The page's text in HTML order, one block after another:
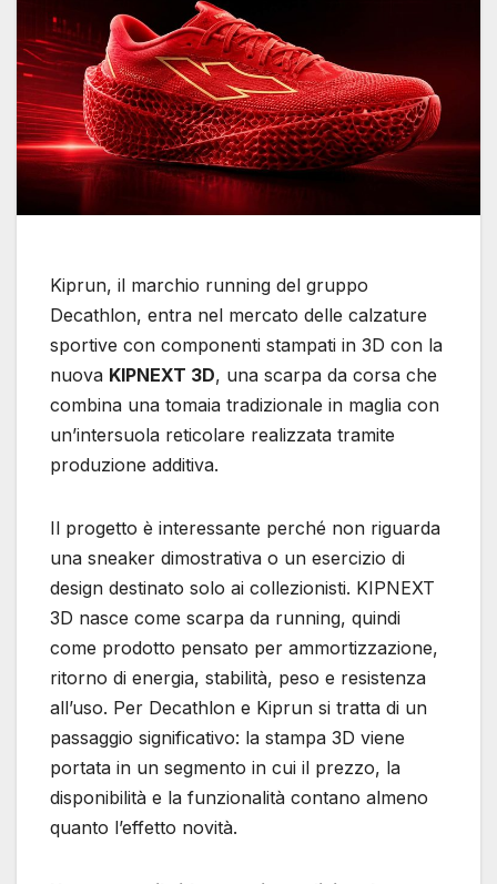
Kiprun, il marchio running del gruppo
Decathlon, entra nel mercato delle calzature
sportive con componenti stampati in 3D con la
nuova KIPNEXT 3D, una scarpa da corsa che
combina una tomaia tradizionale in maglia con
un’intersuola reticolare realizzata tramite
produzione additiva.
Il progetto è interessante perché non riguarda
una sneaker dimostrativa o un esercizio di
design destinato solo ai collezionisti. KIPNEXT
3D nasce come scarpa da running, quindi
come prodotto pensato per ammortizzazione,
ritorno di energia, stabilità, peso e resistenza
all’uso. Per Decathlon e Kiprun si tratta di un
passaggio significativo: la stampa 3D viene
portata in un segmento in cui il prezzo, la
disponibilità e la funzionalità contano almeno
quanto l’effetto novità.